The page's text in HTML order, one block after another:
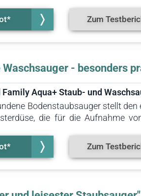
In kleineren Wohnungen
der Staubsauger auch für sehr
Zum
Waschsauger - besonders
Aqua+ Staub- und
Bodenstaubsauger stellt
die für die Aufnahme
Reinigungskraft. Daher empfiehlt er
Zum